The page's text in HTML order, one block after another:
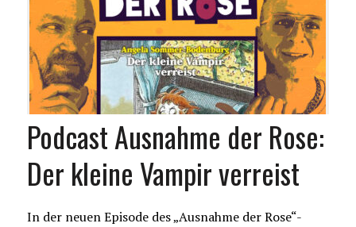
Podcast Ausnahme der Rose:
Der kleine Vampir verreist
In der neuen Episode des „Ausnahme der Rose“-